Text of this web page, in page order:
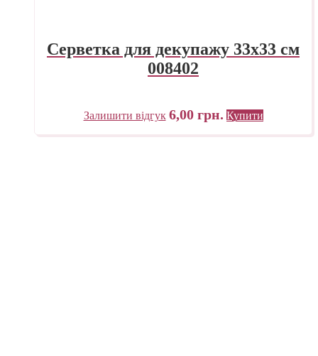
Серветка для декупажу 33х33 см
008402
Залишити відгук 6,00 грн. Купити